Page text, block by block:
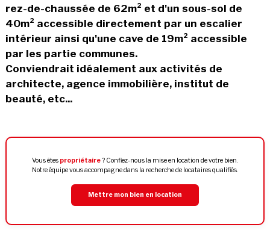
rez-de-chaussée de 62m² et d'un sous-sol de
40m² accessible directement par un escalier
intérieur ainsi qu'une cave de 19m² accessible
par les partie communes.
Conviendrait idéalement aux activités de
architecte, agence immobilière, institut de
beauté, etc...
Vous êtes propriétaire? Confiez-nous la mise en location de votre bien.
Notre équipe vous accompagne dans la recherche de locataires qualifiés.
Mettre mon bien en location